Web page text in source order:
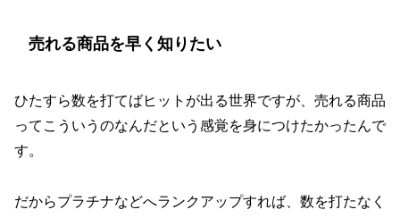
売れる商品を早く知りたい
ひたすら数を打てばヒットが出る世界ですが、売れる商品
ってこういうのなんだという感覚を身につけたかったんで
す。
だからプラチナなどへランクアップすれば、数を打たなく